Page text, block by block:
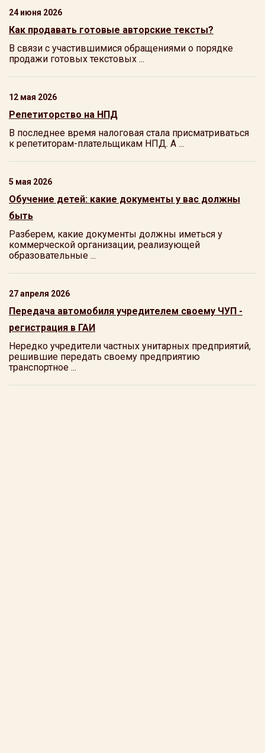
24 июня 2026
Как продавать готовые авторские тексты?
В связи с участившимися обращениями о порядке
продажи готовых текстовых ...
12 мая 2026
Репетиторство на НПД
В последнее время налоговая стала присматриваться
к репетиторам-плательщикам НПД. А ...
5 мая 2026
Обучение детей: какие документы у вас должны
быть
Разберем, какие документы должны иметься у
коммерческой организации, реализующей
образовательные ...
27 апреля 2026
Передача автомобиля учредителем своему ЧУП -
регистрация в ГАИ
Нередко учредители частных унитарных предприятий,
решившие передать своему предприятию
транспортное ...